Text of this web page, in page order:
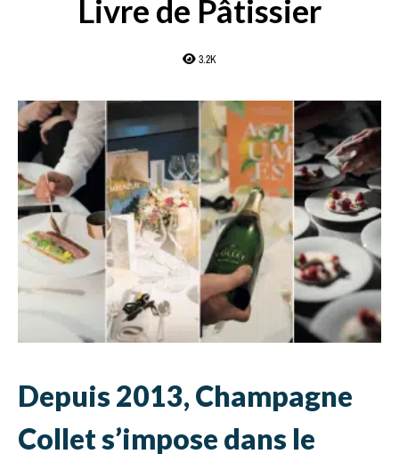
Livre de Pâtissier
3.2K
Depuis 2013, Champagne
Collet s’impose dans le